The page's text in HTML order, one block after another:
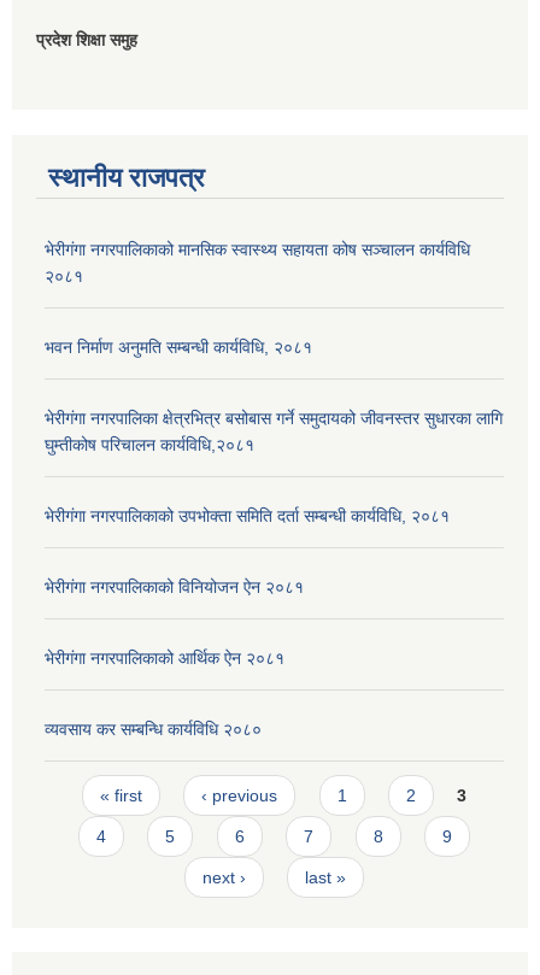
प्रदेश शिक्षा समुह
स्थानीय राजपत्र
भेरीगंगा नगरपालिकाको मानसिक स्वास्थ्य सहायता कोष सञ्चालन कार्यविधि
२०८१
भवन निर्माण अनुमति सम्बन्धी कार्यविधि, २०८१
भेरीगंगा नगरपालिका क्षेत्रभित्र बसोबास गर्ने समुदायको जीवनस्तर सुधारका लागि
घुम्तीकोष परिचालन कार्यविधि,२०८१
भेरीगंगा नगरपालिकाको उपभोक्ता समिति दर्ता सम्बन्धी कार्यविधि, २०८१
भेरीगंगा नगरपालिकाको विनियोजन ऐन २०८१
भेरीगंगा नगरपालिकाको आर्थिक ऐन २०८१
व्यवसाय कर सम्बन्धि कार्यविधि २०८०
Pages
« first ‹ previous 1 2 3
4 5 6 7 8 9
next › last »